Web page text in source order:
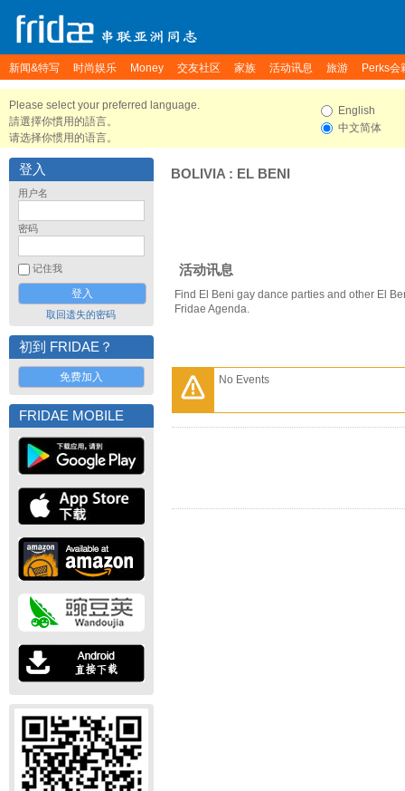
新闻&特写 时尚娱乐 Money 交友社区 家族 活动讯息 旅游 Perks会
Please select your preferred language.
請選擇你慣用的語言。
请选择你惯用的语言。
English
中文简体
登入
用户名
密码
记住我
取回遗失的密码
初到 FRIDAE？
免费加入
FRIDAE MOBILE
BOLIVIA : EL BENI
活动讯息
Find El Beni gay dance parties and other El
Fridae Agenda.
No Events